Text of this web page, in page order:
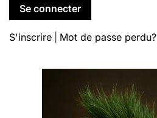
S'inscrire Mot de passe perdu?